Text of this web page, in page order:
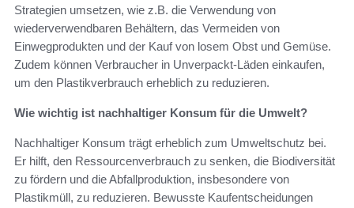
Strategien umsetzen, wie z.B. die Verwendung von
wiederverwendbaren Behältern, das Vermeiden von
Einwegprodukten und der Kauf von losem Obst und Gemüse.
Zudem können Verbraucher in Unverpackt-Läden einkaufen,
um den Plastikverbrauch erheblich zu reduzieren.
Wie wichtig ist nachhaltiger Konsum für die Umwelt?
Nachhaltiger Konsum trägt erheblich zum Umweltschutz bei.
Er hilft, den Ressourcenverbrauch zu senken, die Biodiversität
zu fördern und die Abfallproduktion, insbesondere von
Plastikmüll, zu reduzieren. Bewusste Kaufentscheidungen